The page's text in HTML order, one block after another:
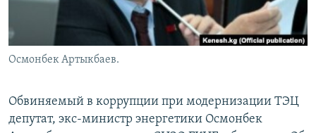
Осмонбек Артыкбаев.
Обвиняемый в коррупции при модернизации ТЭЦ
депутат, экс-министр энергетики Осмонбек